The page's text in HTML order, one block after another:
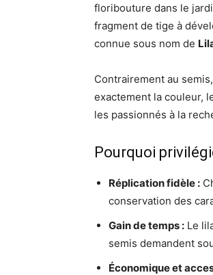
floribouture dans le
fragment de tige à
connue sous nom de
Contrairement au
exactement la couleur,
les passionnés à la
Pourquoi
Réplication fidèle :
conservation des
Gain de temps : Le
semis demandent
Économique et